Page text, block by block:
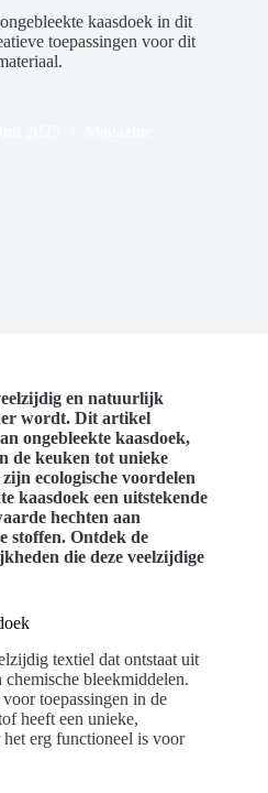
kaasdoek in dit
toepassingen voor dit
en natuurlijk
wordt. Dit artikel
ongebleekte kaasdoek,
de keuken tot unieke
ecologische voordelen
kaasdoek een uitstekende
hechten aan
stoffen. Ontdek de
die deze veelzijdige
textiel dat ontstaat uit
bleekmiddelen.
toepassingen in de
heeft een unieke,
erg functioneel is voor